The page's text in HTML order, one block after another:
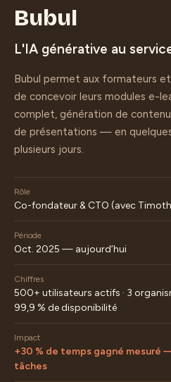
Bubul
L'IA générative au
Bubul permet aux formateurs
de concevoir leurs modules e-
complet, génération de
de présentations — en
plusieurs jours.
Rôle
Co-fondateur & CTO (avec
Période
Oct. 2025 — aujourd’hui
Chiffres
500+ utilisateurs actifs · 3
99,9 % de disponibilité
Impact
+30 % de temps gagné mesuré
tâches